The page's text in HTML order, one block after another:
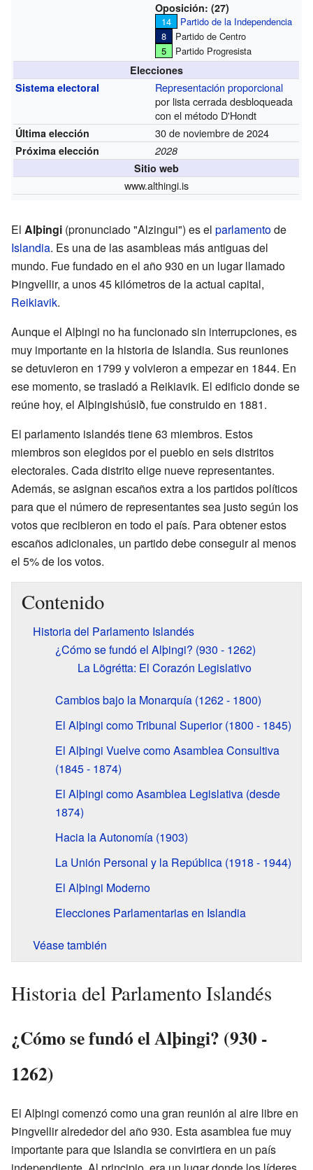
Oposición: (27)
14
Partido de la Independencia
8
Partido de Centro
5
Partido Progresista
Elecciones
Sistema electoral
Representación proporcional
por lista cerrada desbloqueada
con el método D'Hondt
Última elección 30 de noviembre de 2024
Próxima elección
2028
Sitio web
www.althingi.is
El Alþingi (pronunciado "Alzingui") es el parlamentode
Islandia. Es una de las asambleas más antiguas del
mundo. Fue fundado en el año 930 en un lugar llamado
Þingvellir, a unos 45 kilómetros de la actual capital,
Reikiavik.
Aunque el Alþingi no ha funcionado sin interrupciones, es
muy importante en la historia de Islandia. Sus reuniones
se detuvieron en 1799 y volvieron a empezar en 1844. En
ese momento, se trasladó a Reikiavik. El edificio donde se
reúne hoy, el Alþingishúsið, fue construido en 1881.
El parlamento islandés tiene 63 miembros. Estos
miembros son elegidos por el pueblo en seis distritos
electorales. Cada distrito elige nueve representantes.
Además, se asignan escaños extra a los partidos políticos
para que el número de representantes sea justo según los
votos que recibieron en todo el país. Para obtener estos
escaños adicionales, un partido debe conseguir al menos
el 5% de los votos.
Contenido
Historia del Parlamento Islandés
¿Cómo se fundó el Alþingi? (930 - 1262)
La Lögrétta: El Corazón Legislativo
Cambios bajo la Monarquía (1262 - 1800)
El Alþingi como Tribunal Superior (1800 - 1845)
El Alþingi Vuelve como Asamblea Consultiva
(1845 - 1874)
El Alþingi como Asamblea Legislativa (desde
1874)
Hacia la Autonomía (1903)
La Unión Personal y la República (1918 - 1944)
El Alþingi Moderno
Elecciones Parlamentarias en Islandia
Véase también
Historia del Parlamento Islandés
¿Cómo se fundó el Alþingi? (930 -
1262)
El Alþingi comenzó como una gran reunión al aire libre en
Þingvellir alrededor del año 930. Esta asamblea fue muy
importante para que Islandia se convirtiera en un país